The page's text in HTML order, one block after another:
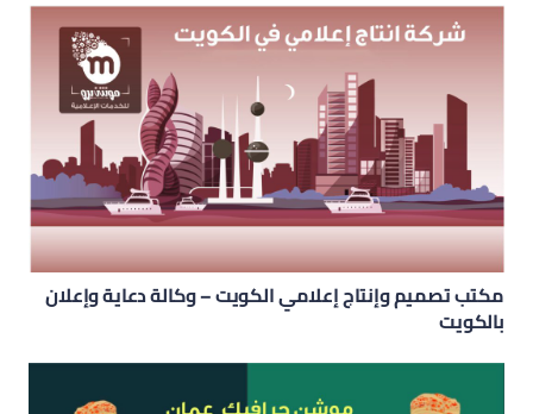
مكتب تصميم وإنتاج إعلامي الكويت – وكالة دعاية وإعلان
بالكويت